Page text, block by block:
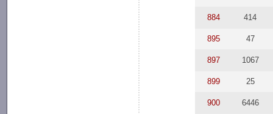
884 414
895 47
897 1067
899 25
900 6446